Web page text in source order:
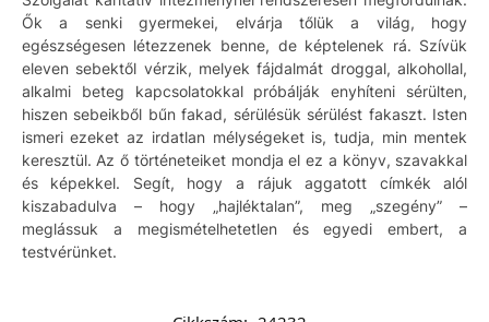
Ők a senki gyermekei, elvárja tőlük a világ, hogy
egészségesen létezzenek benne, de képtelenek rá. Szívük
eleven sebektől vérzik, melyek fájdalmát droggal, alkohollal,
alkalmi beteg kapcsolatokkal próbálják enyhíteni sérülten,
hiszen sebeikből bűn fakad, sérülésük sérülést fakaszt. Isten
ismeri ezeket az irdatlan mélységeket is, tudja, min mentek
keresztül. Az ő történeteiket mondja el ez a könyv, szavakkal
és képekkel. Segít, hogy a rájuk aggatott címkék alól
kiszabadulva – hogy „hajléktalan”, meg „szegény” –
meglássuk a megismételhetetlen és egyedi embert, a
testvérünket.